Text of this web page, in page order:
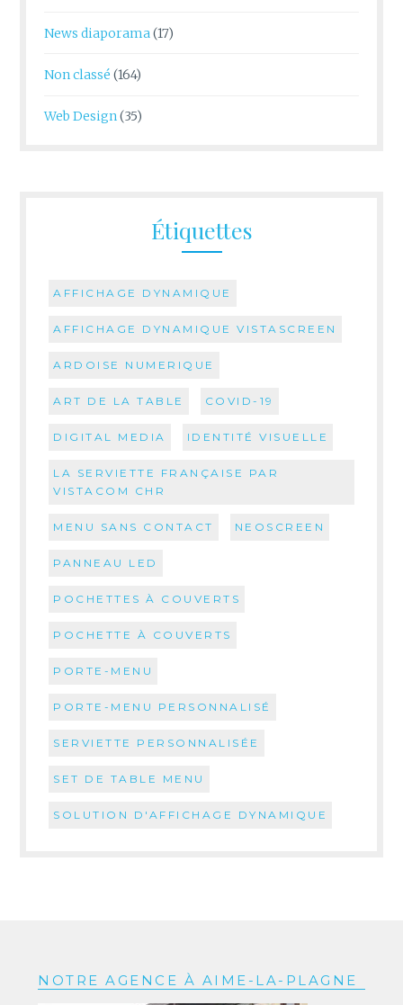
News diaporama (17)
Non classé (164)
Web Design(35)
Étiquettes
AFFICHAGE DYNAMIQUE
AFFICHAGE DYNAMIQUE VISTASCREEN
ARDOISE NUMERIQUE
ART DE LA TABLE COVID-19
DIGITAL MEDIA IDENTITÉ VISUELLE
LA SERVIETTE FRANÇAISE PAR
VISTACOM CHR
MENU SANS CONTACT NEOSCREEN
PANNEAU LED
POCHETTES À COUVERTS
POCHETTE À COUVERTS
PORTE-MENU
PORTE-MENU PERSONNALISÉ
SERVIETTE PERSONNALISÉE
SET DE TABLE MENU
SOLUTION D'AFFICHAGE DYNAMIQUE
NOTRE AGENCE À AIME-LA-PLAGNE